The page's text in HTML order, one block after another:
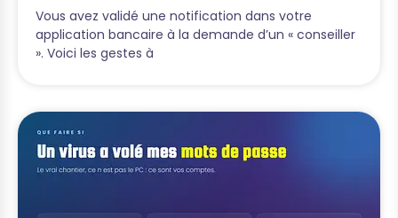
Vous avez validé une notification dans votre
application bancaire à la demande d’un « conseiller
». Voici les gestes à